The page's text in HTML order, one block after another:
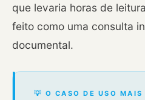
que levaria horas de
feito como uma consulta
documental.
💡 O CASO DE USO MAIS